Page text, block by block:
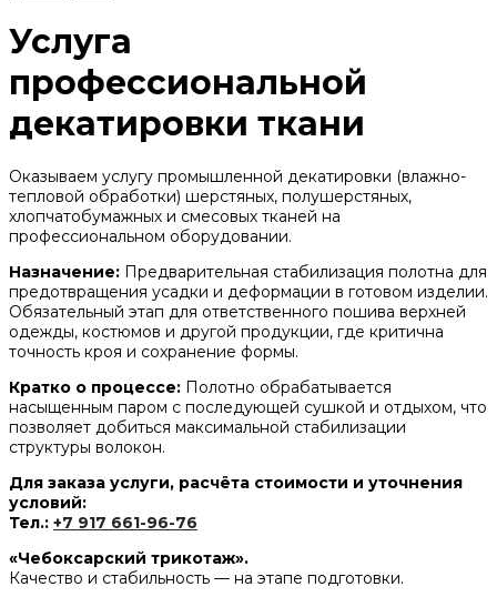
Услуга
профессиональной
декатировки ткани
Оказываем услугу промышленной декатировки (влажно-
тепловой обработки) шерстяных, полушерстяных,
хлопчатобумажных и смесовых тканей на
профессиональном оборудовании.
Назначение: Предварительная стабилизация полотна для
предотвращения усадки и деформации в готовом изделии.
Обязательный этап для ответственного пошива верхней
одежды, костюмов и другой продукции, где критична
точность кроя и сохранение формы.
Кратко о процессе: Полотно обрабатывается
насыщенным паром с последующей сушкой и отдыхом, что
позволяет добиться максимальной стабилизации
структуры волокон.
Для заказа услуги, расчёта стоимости и уточнения
условий:
Тел.: +7 917 661-96-76
«Чебоксарский трикотаж».
Качество и стабильность — на этапе подготовки.